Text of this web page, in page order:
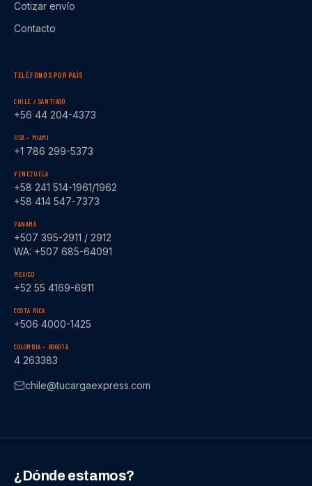
Cotizar envío
Contacto
TELÉFONOS POR PAÍS
CHILE / SANTIAGO
+56 44 204-4373
USA – MIAMI
+1 786 299-5373
VENEZUELA
+58 241 514-1961/1962
+58 414 547-7373
PANAMÁ
+507 395-2911 / 2912
WA: +507 685-64091
MÉXICO
+52 55 4169-6911
COSTA RICA
+506 4000-1425
COLOMBIA – BOGOTÁ
4 263383
chile@tucargaexpress.com
¿Dónde estamos?